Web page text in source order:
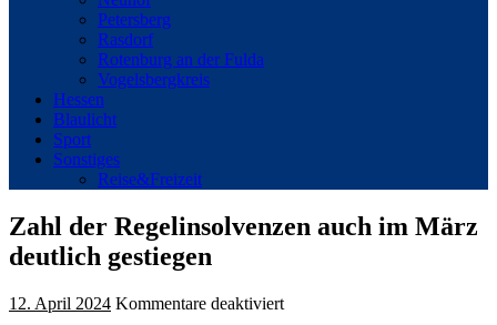
Petersberg
Rasdorf
Rotenburg an der Fulda
Vogelsbergkreis
Hessen
Blaulicht
Sport
Sonstiges
Reise&Freizeit
Zahl der Regelinsolvenzen auch im März
deutlich gestiegen
12. April 2024 Kommentare deaktiviertfür